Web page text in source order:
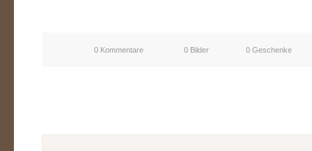
0 Kommentare 0 Bilder 0 Geschenke